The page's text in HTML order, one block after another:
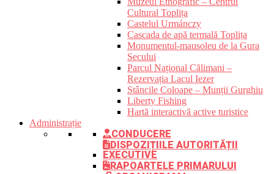
Cultural Toplița
Castelul Urmánczy
Cascada de apă termală Toplița
Monumentul-mausoleu de la Gura
Secului
Parcul Național Călimani –
Rezervația Lacul Iezer
Stâncile Coloape – Munții Gurghiu
Liberty Fishing
Hartă interactivă active turistice
Administrație
CONDUCERE
DISPOZIȚIILE AUTORITĂȚII
EXECUTIVE
RAPOARTELE PRIMARULUI